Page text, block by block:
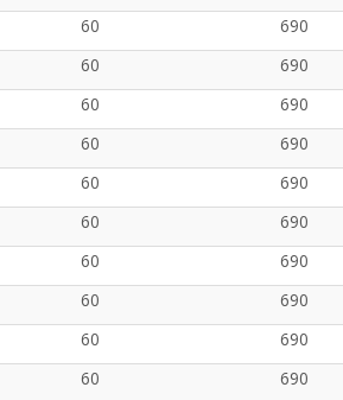
60
690
60
690
60
690
60
690
60
690
60
690
60
690
60
690
60
690
60
690